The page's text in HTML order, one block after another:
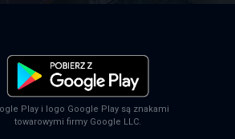
Play i logo Google Play są znakami
towarowymi firmy Google LLC.